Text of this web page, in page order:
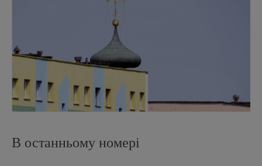
В останньому номері